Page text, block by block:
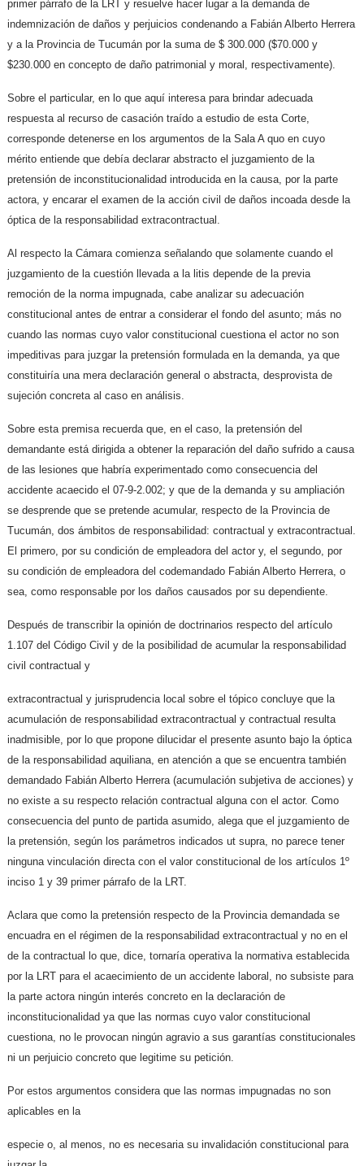
primer párrafo de la LRT y resuelve hacer lugar a la demanda de
indemnización de daños y perjuicios condenando a Fabián Alberto Herrera
y a la Provincia de Tucumán por la suma de $ 300.000 ($70.000 y
$230.000 en concepto de daño patrimonial y moral, respectivamente).
Sobre el particular, en lo que aquí interesa para brindar adecuada
respuesta al recurso de casación traído a estudio de esta Corte,
corresponde detenerse en los argumentos de la Sala A quo en cuyo
mérito entiende que debía declarar abstracto el juzgamiento de la
pretensión de inconstitucionalidad introducida en la causa, por la parte
actora, y encarar el examen de la acción civil de daños incoada desde la
óptica de la responsabilidad extracontractual.
Al respecto la Cámara comienza señalando que solamente cuando el
juzgamiento de la cuestión llevada a la litis depende de la previa
remoción de la norma impugnada, cabe analizar su adecuación
constitucional antes de entrar a considerar el fondo del asunto; más no
cuando las normas cuyo valor constitucional cuestiona el actor no son
impeditivas para juzgar la pretensión formulada en la demanda, ya que
constituiría una mera declaración general o abstracta, desprovista de
sujeción concreta al caso en análisis.
Sobre esta premisa recuerda que, en el caso, la pretensión del
demandante está dirigida a obtener la reparación del daño sufrido a causa
de las lesiones que habría experimentado como consecuencia del
accidente acaecido el 07-9-2.002; y que de la demanda y su ampliación
se desprende que se pretende acumular, respecto de la Provincia de
Tucumán, dos ámbitos de responsabilidad: contractual y extracontractual.
El primero, por su condición de empleadora del actor y, el segundo, por
su condición de empleadora del codemandado Fabián Alberto Herrera, o
sea, como responsable por los daños causados por su dependiente.
Después de transcribir la opinión de doctrinarios respecto del artículo
1.107 del Código Civil y de la posibilidad de acumular la responsabilidad
civil contractual y
extracontractual y jurisprudencia local sobre el tópico concluye que la
acumulación de responsabilidad extracontractual y contractual resulta
inadmisible, por lo que propone dilucidar el presente asunto bajo la óptica
de la responsabilidad aquiliana, en atención a que se encuentra también
demandado Fabián Alberto Herrera (acumulación subjetiva de acciones) y
no existe a su respecto relación contractual alguna con el actor. Como
consecuencia del punto de partida asumido, alega que el juzgamiento de
la pretensión, según los parámetros indicados ut supra, no parece tener
ninguna vinculación directa con el valor constitucional de los artículos 1º
inciso 1 y 39 primer párrafo de la LRT.
Aclara que como la pretensión respecto de la Provincia demandada se
encuadra en el régimen de la responsabilidad extracontractual y no en el
de la contractual lo que, dice, tornaría operativa la normativa establecida
por la LRT para el acaecimiento de un accidente laboral, no subsiste para
la parte actora ningún interés concreto en la declaración de
inconstitucionalidad ya que las normas cuyo valor constitucional
cuestiona, no le provocan ningún agravio a sus garantías constitucionales
ni un perjuicio concreto que legitime su petición.
Por estos argumentos considera que las normas impugnadas no son
aplicables en la
especie o, al menos, no es necesaria su invalidación constitucional para